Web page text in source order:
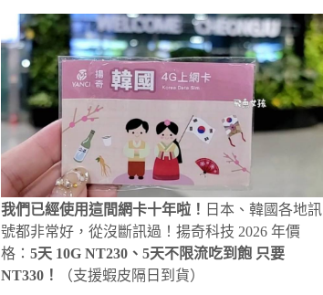
我們已經使用這間網卡十年啦！ 日本、韓國各地訊
號都非常好，從沒斷訊過！揚奇科技 2026 年價
格：5天 10G NT230、5天不限流吃到飽 只要
NT330！
（支援蝦皮隔日到貨）